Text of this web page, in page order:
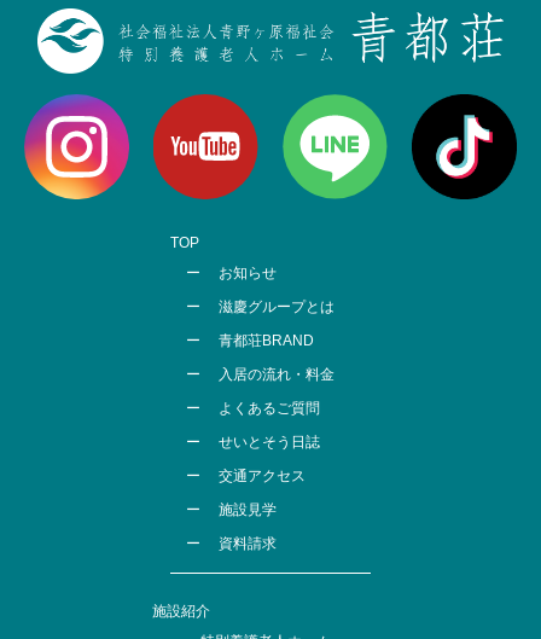
TOP
お知らせ
滋慶グループとは
青都荘BRAND
入居の流れ・料金
よくあるご質問
せいとそう日誌
交通アクセス
施設見学
資料請求
施設紹介